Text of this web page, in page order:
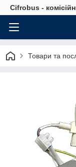
Cifrobus -
Товари та